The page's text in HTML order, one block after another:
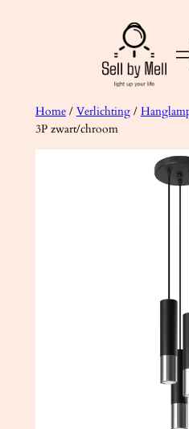
Home/ Verlichting/
3P zwart/chroom